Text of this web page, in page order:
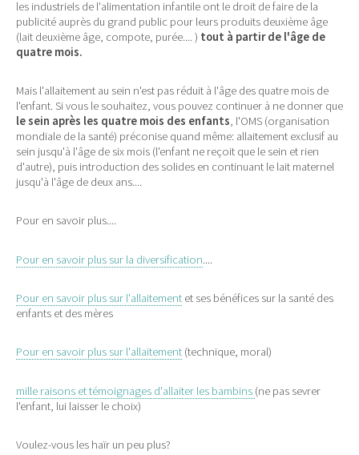
les industriels de l'alimentation infantile ont le droit de faire de la
publicité auprès du grand public pour leurs produits deuxième âge
(lait deuxième âge, compote, purée.... ) tout à partir de l'âge de
quatre mois.
Mais l'allaitement au sein n'est pas réduit à l'âge des quatre mois de
l'enfant. Si vous le souhaitez, vous pouvez continuer à ne donner que
le sein après les quatre mois des enfants, l'OMS (organisation
mondiale de la santé) préconise quand même: allaitement exclusif au
sein jusqu'à l'âge de six mois (l'enfant ne reçoit que le sein et rien
d'autre), puis introduction des solides en continuant le lait maternel
jusqu'à l'âge de deux ans....
Pour en savoir plus....
Pour en savoir plus sur la diversification....
Pour en savoir plus sur l'allaitement et ses bénéfices sur la santé des
enfants et des mères
Pour en savoir plus sur l'allaitement (technique, moral)
mille raisons et témoignages d'allaiter les bambins (ne pas sevrer
l'enfant, lui laisser le choix)
Voulez-vous les haïr un peu plus?